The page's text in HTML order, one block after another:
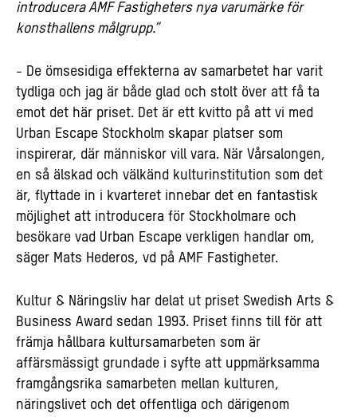
introducera AMF Fastigheters nya varumärke för
konsthallens målgrupp.”
- De ömsesidiga effekterna av samarbetet har varit
tydliga och jag är både glad och stolt över att få ta
emot det här priset. Det är ett kvitto på att vi med
Urban Escape Stockholm skapar platser som
inspirerar, där människor vill vara. När Vårsalongen,
en så älskad och välkänd kulturinstitution som det
är, flyttade in i kvarteret innebar det en fantastisk
möjlighet att introducera för Stockholmare och
besökare vad Urban Escape verkligen handlar om,
säger Mats Hederos, vd på AMF Fastigheter.
Kultur & Näringsliv har delat ut priset Swedish Arts &
Business Award sedan 1993. Priset finns till för att
främja hållbara kultursamarbeten som är
affärsmässigt grundade i syfte att uppmärksamma
framgångsrika samarbeten mellan kulturen,
näringslivet och det offentliga och därigenom